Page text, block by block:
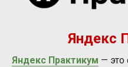
Яндекс
Яндекс Практикум — это